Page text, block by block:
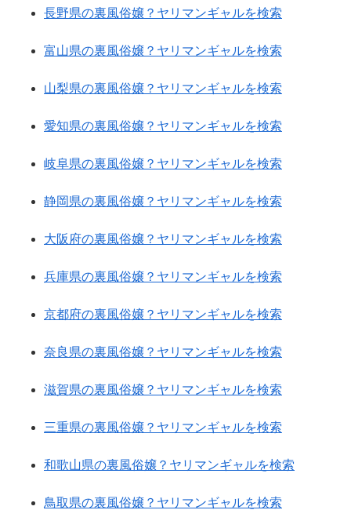
長野県の裏風俗嬢？ヤリマンギャルを検索
富山県の裏風俗嬢？ヤリマンギャルを検索
山梨県の裏風俗嬢？ヤリマンギャルを検索
愛知県の裏風俗嬢？ヤリマンギャルを検索
岐阜県の裏風俗嬢？ヤリマンギャルを検索
静岡県の裏風俗嬢？ヤリマンギャルを検索
大阪府の裏風俗嬢？ヤリマンギャルを検索
兵庫県の裏風俗嬢？ヤリマンギャルを検索
京都府の裏風俗嬢？ヤリマンギャルを検索
奈良県の裏風俗嬢？ヤリマンギャルを検索
滋賀県の裏風俗嬢？ヤリマンギャルを検索
三重県の裏風俗嬢？ヤリマンギャルを検索
和歌山県の裏風俗嬢？ヤリマンギャルを検索
鳥取県の裏風俗嬢？ヤリマンギャルを検索